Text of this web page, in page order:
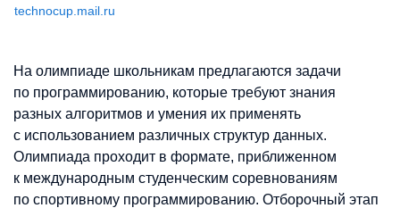
technocup.mail.ru
На олимпиаде школьникам предлагаются задачи
по программированию, которые требуют знания
разных алгоритмов и умения их применять
с использованием различных структур данных.
Олимпиада проходит в формате, приближенном
к международным студенческим соревнованиям
по спортивному программированию. Отборочный этап